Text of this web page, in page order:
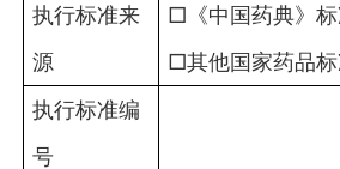
执行标准来
源
□《中国药典》
□其他国家药品
执行标准编
号